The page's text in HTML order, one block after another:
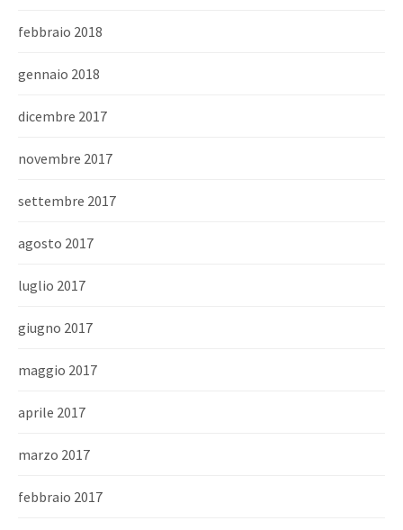
febbraio 2018
gennaio 2018
dicembre 2017
novembre 2017
settembre 2017
agosto 2017
luglio 2017
giugno 2017
maggio 2017
aprile 2017
marzo 2017
febbraio 2017